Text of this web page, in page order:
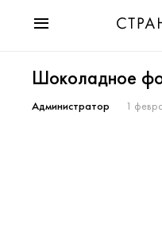
Мода
Звезды
Шоколадное
Администратор 1